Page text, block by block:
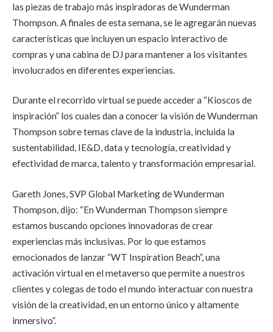
las piezas de trabajo más inspiradoras de Wunderman
Thompson. A finales de esta semana, se le agregarán nuevas
características que incluyen un espacio interactivo de
compras y una cabina de DJ para mantener a los visitantes
involucrados en diferentes experiencias.
Durante el recorrido virtual se puede acceder a “Kioscos de
inspiración” los cuales dan a conocer la visión de Wunderman
Thompson sobre temas clave de la industria, incluida la
sustentabilidad, IE&D, data y tecnología, creatividad y
efectividad de marca, talento y transformación empresarial.
Gareth Jones, SVP Global Marketing de Wunderman
Thompson, dijo: “En Wunderman Thompson siempre
estamos buscando opciones innovadoras de crear
experiencias más inclusivas. Por lo que estamos
emocionados de lanzar “WT Inspiration Beach”, una
activación virtual en el metaverso que permite a nuestros
clientes y colegas de todo el mundo interactuar con nuestra
visión de la creatividad, en un entorno único y altamente
inmersivo”.